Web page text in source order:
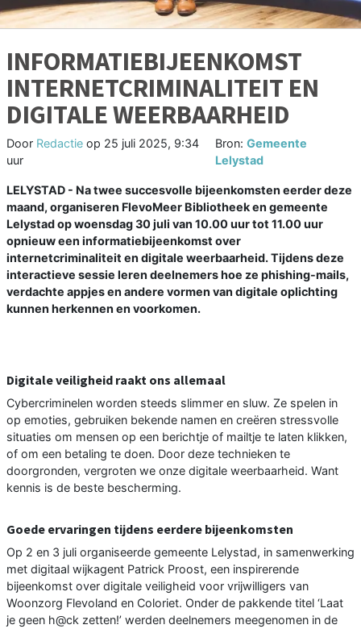
INFORMATIEBIJEENKOMST
INTERNETCRIMINALITEIT EN
DIGITALE WEERBAARHEID
Door Redactie op 25 juli 2025, 9:34
uur
Bron: Gemeente
Lelystad
LELYSTAD - Na twee succesvolle bijeenkomsten eerder deze
maand, organiseren FlevoMeer Bibliotheek en gemeente
Lelystad op woensdag 30 juli van 10.00 uur tot 11.00 uur
opnieuw een informatiebijeenkomst over
internetcriminaliteit en digitale weerbaarheid. Tijdens deze
interactieve sessie leren deelnemers hoe ze phishing-mails,
verdachte appjes en andere vormen van digitale oplichting
kunnen herkennen en voorkomen.
Digitale veiligheid raakt ons allemaal
Cybercriminelen worden steeds slimmer en sluw. Ze spelen in
op emoties, gebruiken bekende namen en creëren stressvolle
situaties om mensen op een berichtje of mailtje te laten klikken,
of om een betaling te doen. Door deze technieken te
doorgronden, vergroten we onze digitale weerbaarheid. Want
kennis is de beste bescherming.
Goede ervaringen tijdens eerdere bijeenkomsten
Op 2 en 3 juli organiseerde gemeente Lelystad, in samenwerking
met digitaal wijkagent Patrick Proost, een inspirerende
bijeenkomst over digitale veiligheid voor vrijwilligers van
Woonzorg Flevoland en Coloriet. Onder de pakkende titel ‘Laat
je geen h@ck zetten!’ werden deelnemers meegenomen in de